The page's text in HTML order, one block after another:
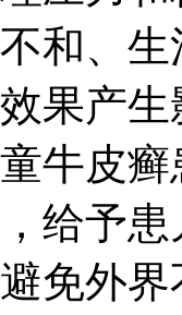
和、
果产
牛皮
给予
免外